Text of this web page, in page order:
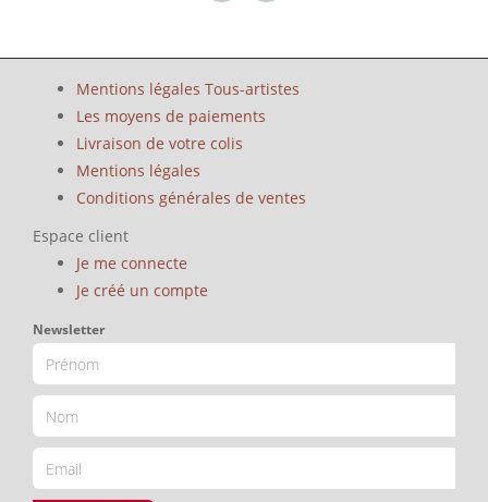
Mentions légales Tous-artistes
Les moyens de paiements
Livraison de votre colis
Mentions légales
Conditions générales de ventes
Espace client
Je me connecte
Je créé un compte
Newsletter